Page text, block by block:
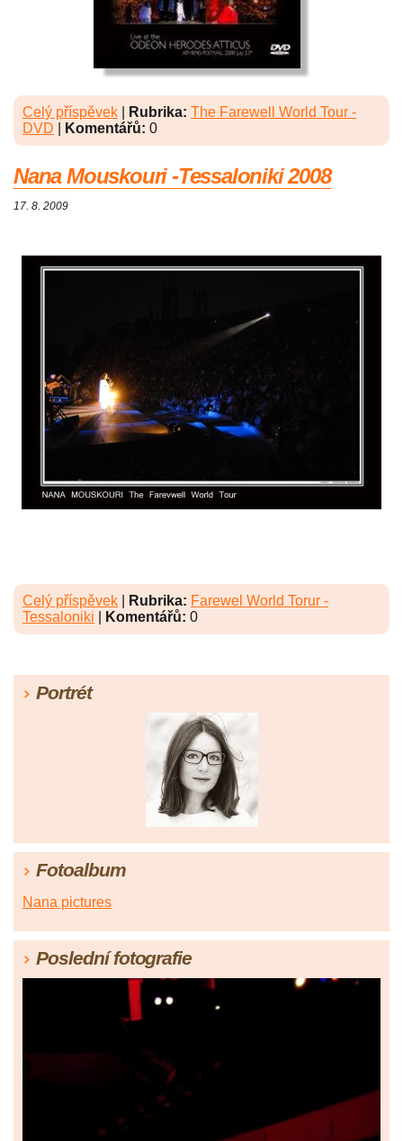
Celý příspěvek Rubrika: The Farewell World Tour -
DVD
Komentářů: 0
Nana Mouskouri -Tessaloniki 2008
17. 8. 2009
Celý příspěvek Rubrika: Farewel World Torur -
Tessaloniki
Komentářů: 0
Portrét
Fotoalbum
Nana pictures
Poslední fotografie